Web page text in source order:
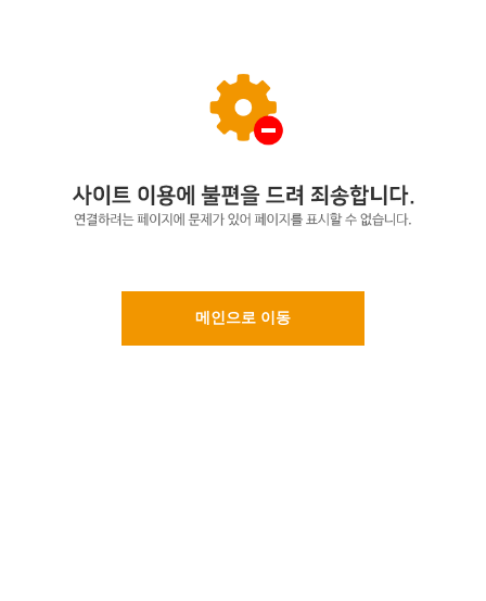
메인으로 이동